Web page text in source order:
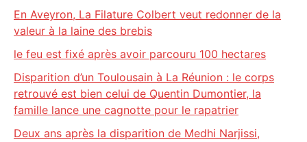
En Aveyron, La Filature Colbert veut redonner de la
valeur à la laine des brebis
le feu est fixé après avoir parcouru 100 hectares
Disparition d’un Toulousain à La Réunion : le corps
retrouvé est bien celui de Quentin Dumontier, la
famille lance une cagnotte pour le rapatrier
Deux ans après la disparition de Medhi Narjissi,